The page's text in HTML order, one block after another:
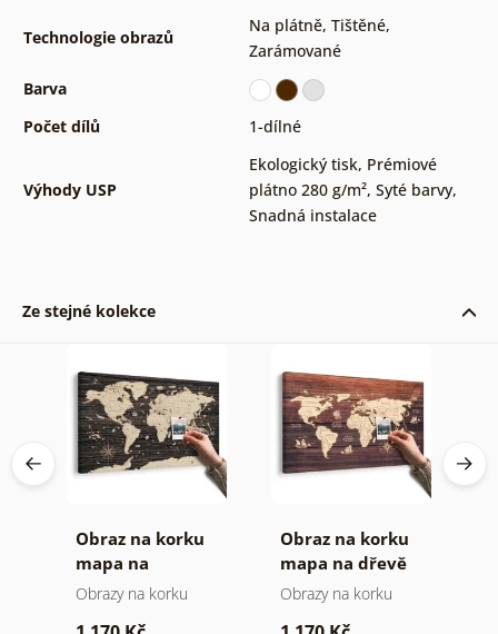
Technologie obrazů
Na plátně, Tištěné,
Zarámované
Barva
Počet dílů
1-dílné
Výhody USP
Ekologický tisk, Prémiové
plátno 280 g/m², Syté barvy,
Snadná instalace
Ze stejné kolekce
Obraz na korku
mapa na
dřevěném pozadí
Obrazy na korku
Obraz na korku
mapa na dřevě
Obrazy na korku